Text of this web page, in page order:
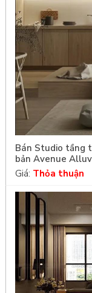
Bán Studio tầng
bản Avenue
Giá: Thỏa thuận